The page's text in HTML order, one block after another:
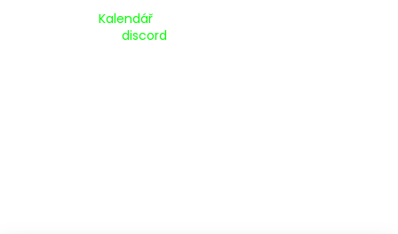
Kalendář
discord